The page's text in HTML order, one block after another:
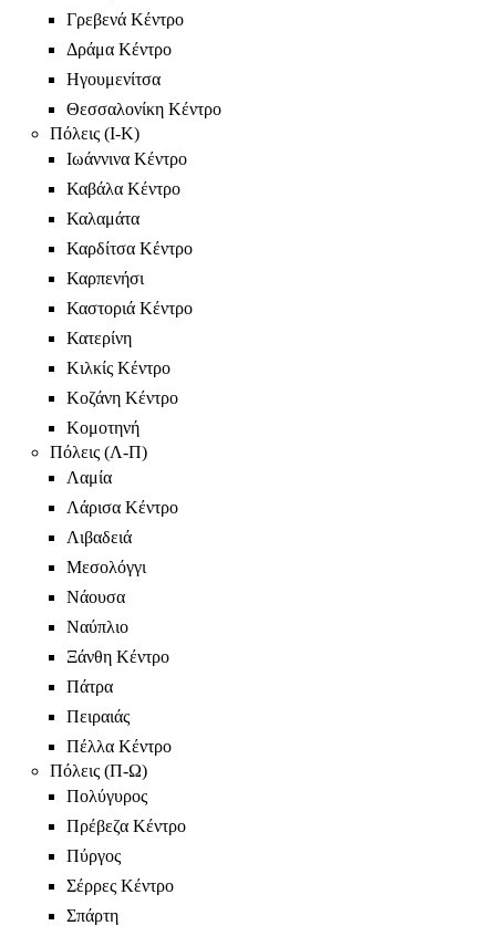
Γρεβενά Κέντρο
Δράμα Κέντρο
Ηγουμενίτσα
Θεσσαλονίκη Κέντρο
Πόλεις (Ι-Κ)
Ιωάννινα Κέντρο
Καβάλα Κέντρο
Καλαμάτα
Καρδίτσα Κέντρο
Καρπενήσι
Καστοριά Κέντρο
Κατερίνη
Κιλκίς Κέντρο
Κοζάνη Κέντρο
Κομοτηνή
Πόλεις (Λ-Π)
Λαμία
Λάρισα Κέντρο
Λιβαδειά
Μεσολόγγι
Νάουσα
Ναύπλιο
Ξάνθη Κέντρο
Πάτρα
Πειραιάς
Πέλλα Κέντρο
Πόλεις (Π-Ω)
Πολύγυρος
Πρέβεζα Κέντρο
Πύργος
Σέρρες Κέντρο
Σπάρτη